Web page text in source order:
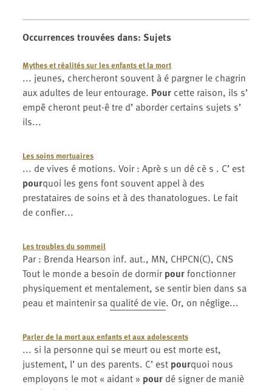
Occurrences trouvées dans: Sujets
Mythes et réalités sur les enfants et la mort
... jeunes, chercheront souvent à é pargner le chagrin
aux adultes de leur entourage. Pour cette raison, ils s’
empê cheront peut-ê tre d’ aborder certains sujets s’
ils...
Les soins mortuaires
... de vives é motions. Voir : Aprè s un dé cè s . C’ est
pourquoi les gens font souvent appel à des
prestataires de soins et à des thanatologues. Le fait
de confier...
Les troubles du sommeil
Par : Brenda Hearson inf. aut., MN, CHPCN(C), CNS
Tout le monde a besoin de dormirpourfonctionner
physiquement et mentalement, se sentir bien dans sa
peau et maintenir sa qualité de vie. Or, on néglige...
Parler de la mort aux enfants et aux adolescents
... si la personne qui se meurt ou est morte est,
justement, l’ un des parents. C’ est pourquoi nous
employons le mot « aidant » pour dé signer de maniè